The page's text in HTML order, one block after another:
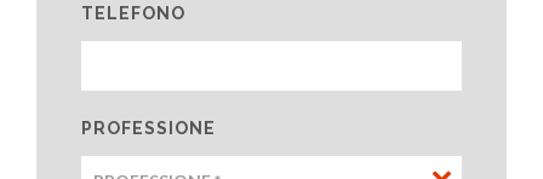
TELEFONO
PROFESSIONE